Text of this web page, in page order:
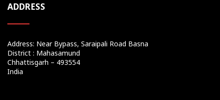
ADDRESS
Address: Near Bypass, Saraipali Road Basna
District : Mahasamund
Chhattisgarh – 493554
India